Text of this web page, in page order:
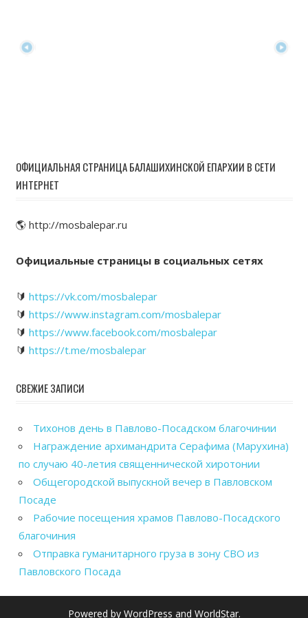
ОФИЦИАЛЬНАЯ СТРАНИЦА БАЛАШИХИНСКОЙ ЕПАРХИИ В СЕТИ
ИНТЕРНЕТ
🌎 http://mosbalepar.ru
Официальные страницы в социальных сетях
🔰 https://vk.com/mosbalepar
🔰 https://www.instagram.com/mosbalepar
🔰 https://www.facebook.com/mosbalepar
🔰 https://t.me/mosbalepar
СВЕЖИЕ ЗАПИСИ
Тихонов день в Павлово-Посадском благочинии
Награждение архимандрита Серафима (Марухина)
по случаю 40-летия священнической хиротонии
Общегородской выпускной вечер в Павловском
Посаде
Рабочие посещения храмов Павлово-Посадского
благочиния
Отправка гуманитарного груза в зону СВО из
Павловского Посада
Powered by WordPress and WorldStar.